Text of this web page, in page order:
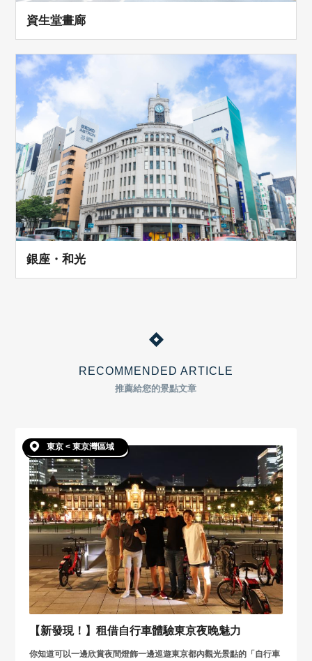
資生堂畫廊
銀座・和光
RECOMMENDED ARTICLE
推薦給您的景點文章
東京 < 東京灣區域
【新發現！】租借自行車體驗東京夜晚魅力
你知道可以一邊欣賞夜間燈飾一邊巡遊東京都內觀光景點的「自行車